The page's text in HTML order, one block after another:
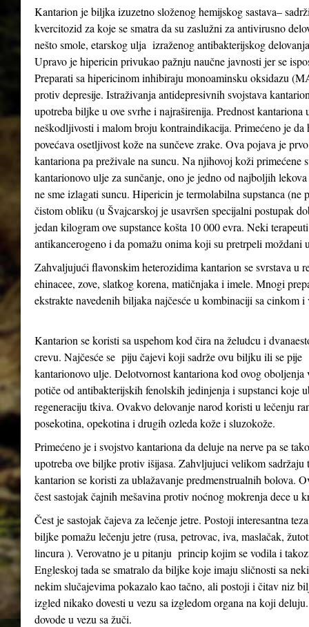
Kantarion je biljka izuzetno složenog hemijskog sastava–
kvercitozid za koje se smatra da su zaslužni za antivirusno
nešto smole, etarskog ulja izraženog antibakterijskog
Upravo je hipericin privukao pažnju naučne javnosti jer se
Preparati sa hipericinom inhibiraju monoaminsku oksidazu
protiv depresije. Istraživanja antidepresivnih svojstava
upotreba biljke u ove svrhe i najraširenija. Prednost kantariona
neškodljivosti i malom broju kontraindikacija. Primećeno je
povećava osetljivost kože na sunčeve zrake. Ova pojava je
kantariona pa preživale na suncu. Na njihovoj koži primećene
kantarionovo ulje za sunčanje, ono je jedno od najboljih
ne sme izlagati suncu. Hipericin je termolabilna supstanca (ne
čistom obliku (u Švajcarskoj je usavršen specijalni postupak
jedan kilogram ove supstance košta 10 000 evra. Neki
antikancerogeno i da pomažu onima koji su pretrpeli moždani
Zahvaljujući flavonskim heterozidima kantarion se svrstava u
ehinacee, zove, slatkog korena, matičnjaka i imele. Mnogi
ekstrakte navedenih biljaka najčesće u kombinaciji sa cinkom
Kantarion se koristi sa uspehom kod čira na želudcu i
crevu. Najčesće se piju čajevi koji sadrže ovu biljku ili se pije
kantarionovo ulje. Delotvornost kantariona kod ovog oboljenja
potiče od antibakterijskih fenolskih jedinjenja i supstanci koje
regeneraciju tkiva. Ovakvo delovanje narod koristi u lečenju
posekotina, opekotina i drugih ozleda kože i sluzokože.
Primećeno je i svojstvo kantariona da deluje na nerve pa se
upotreba ove biljke protiv išijasa. Zahvljujuci velikom sadržaju
kantarion se koristi za ublažavanje predmenstrualnih bolova.
čest sastojak čajnih mešavina protiv noćnog mokrenja dece u
Čest je sastojak čajeva za lečenje jetre. Postoji interesantna
biljke pomažu lečenju jetre (rusa, petrovac, iva, maslačak,
lincura ). Verovatno je u pitanju princip kojim se vodila i
Engleskoj tada se smatralo da biljke koje imaju sličnosti sa
nekim slučajevima pokazalo kao tačno, ali postoji i čitav niz
izgled nikako dovesti u vezu sa izgledom organa na koji
dovode u vezu sa žuči.